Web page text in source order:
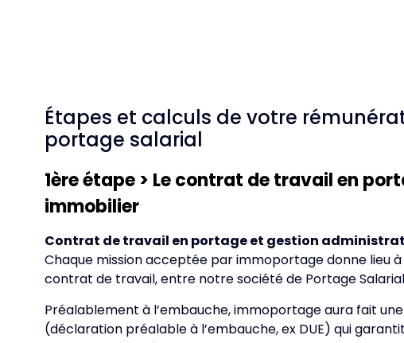
Étapes et calculs de votre
portage salarial
1ère étape > Le contrat de travail en
immobilier
Contrat de travail en portage et gestion
Chaque mission acceptée par immoportage donne lieu à
contrat de travail, entre notre société de Portage
Préalablement à l’embauche, immoportage aura fait une
(déclaration préalable à l’embauche, ex DUE) qui